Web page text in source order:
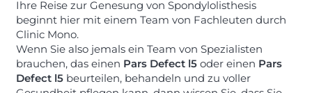
Ihre Reise zur Genesung von Spondylolisthesis
beginnt hier mit einem Team von Fachleuten durch
Clinic Mono.
Wenn Sie also jemals ein Team von Spezialisten
brauchen, das einen Pars Defect l5oder einen Pars
Defect l5beurteilen, behandeln und zu voller